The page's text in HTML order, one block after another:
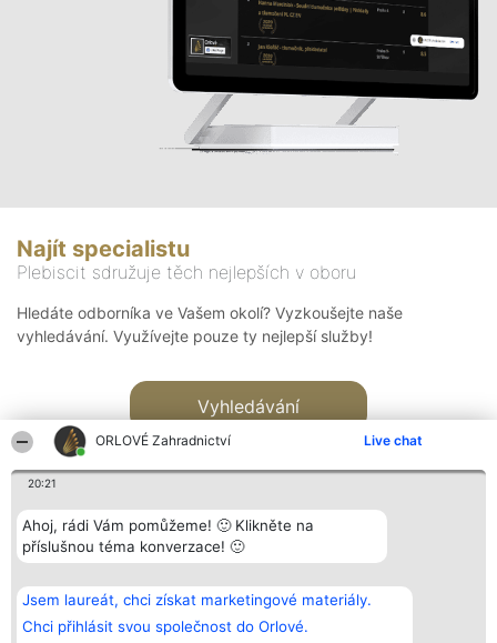
ORLOVÉ Zahradnictví Live chat
20:21
Ahoj, rádi Vám pomůžeme! 🙂 Klikněte na
příslušnou téma konverzace! 🙂
Jsem laureát, chci získat marketingové materiály.
Chci přihlásit svou společnost do Orlové.
Najít specialistu
Plebiscit sdružuje těch nejlepších v oboru
Hledáte odborníka ve Vašem okolí? Vyzkoušejte naše
vyhledávání. Využívejte pouze ty nejlepší služby!
Vyhledávání
Bright Side Solutions sp. z o.
o. sp. k.
ul. Ruska 22
Wrocław 50-079
Vítězové
Seznam všech
laureátů
Zásady
Kontakt